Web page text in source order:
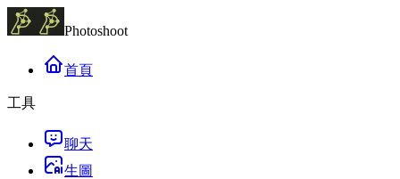
Photoshoot
首頁
工具
聊天
生圖